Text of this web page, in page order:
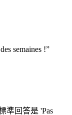
semaines !”
準回答是 'Pas